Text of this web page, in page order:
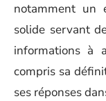
notamment un
solide servant
informations à
compris sa
ses réponses